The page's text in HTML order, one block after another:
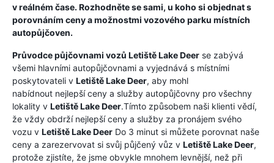
v reálném čase. Rozhodněte se sami, u koho si objednat s
porovnáním ceny a možnostmi vozového parku místních
autopůjčoven.
Průvodce půjčovnami vozů Letiště Lake Deer se zabývá
všemi hlavními autopůjčovnami a vyjednává s místními
poskytovateli v Letiště Lake Deer, aby mohl
nabídnout nejlepší ceny a služby autopůjčovny pro všechny
lokality v Letiště Lake Deer.Tímto způsobem naši klienti vědí,
že vždy obdrží nejlepší ceny a služby za pronájem svého
vozu v Letiště Lake Deer Do 3 minut si můžete porovnat naše
ceny a zarezervovat si svůj půjčený vůz v Letiště Lake Deer,
protože zjistíte, že jsme obvykle mnohem levnější, než při